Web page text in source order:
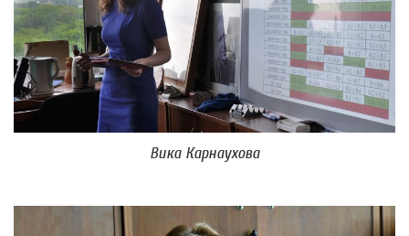
Вика Карнаухова